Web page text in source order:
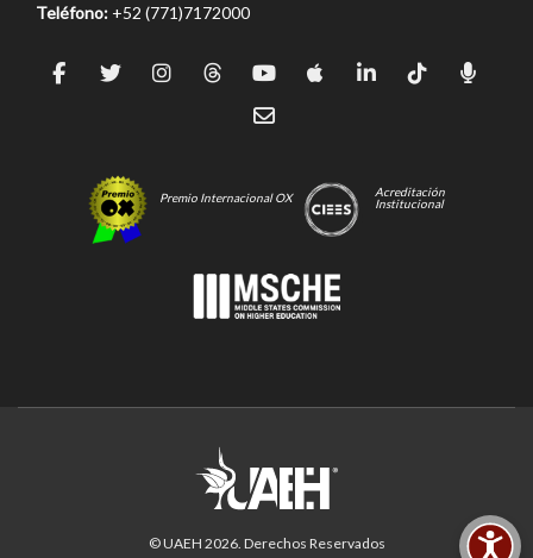
Teléfono: +52 (771)7172000
Premio Internacional OX
Acreditación
Institucional
© UAEH 2026. Derechos Reservados